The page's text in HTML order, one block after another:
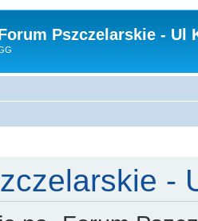
Pszczelarskie - Ul
-